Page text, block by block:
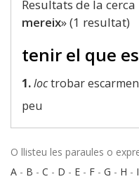
Resultats de la cerca
mereix» (1 resultat)
tenir el que
1.loctrobar
peu
O llisteu les paraules o
A - B - C - D - E - F - G - H - I